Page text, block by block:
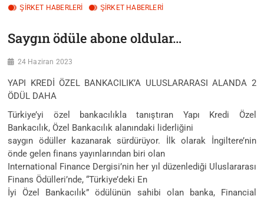
ŞİRKET HABERLERİ ŞIRKET HABERLERI
Saygın ödüle abone oldular…
24 Haziran 2023
YAPI KREDİ ÖZEL BANKACILIK’A ULUSLARARASI ALANDA 2
ÖDÜL DAHA
Türkiye’yi özel bankacılıkla tanıştıran Yapı Kredi Özel
Bankacılık, Özel Bankacılık alanındaki liderliğini
saygın ödüller kazanarak sürdürüyor. İlk olarak İngiltere’nin
önde gelen finans yayınlarından biri olan
International Finance Dergisi’nin her yıl düzenlediği Uluslararası
Finans Ödülleri’nde, “Türkiye’deki En
İyi Özel Bankacılık” ödülünün sahibi olan banka, Financial